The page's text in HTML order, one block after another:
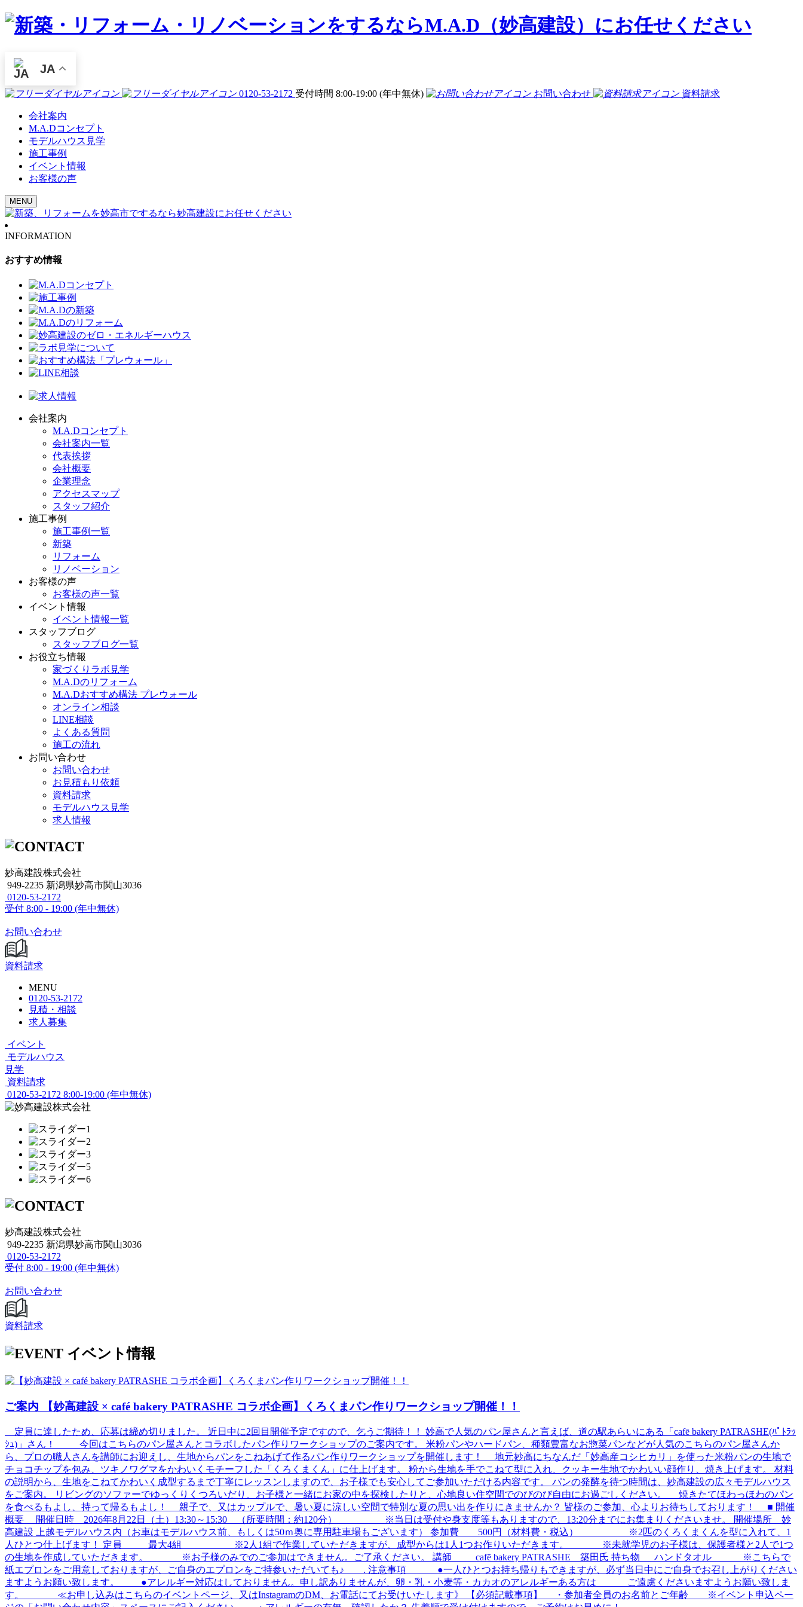
JA
0120-53-2172 受付時間 8:00-19:00 (年中無休) お問い合わせ 資料請求
会社案内
M.A.Dコンセプト
モデルハウス見学
施工事例
イベント情報
お客様の声
MENU
INFORMATION
おすすめ情報
会社案内
M.A.Dコンセプト
会社案内一覧
代表挨拶
会社概要
企業理念
アクセスマップ
スタッフ紹介
施工事例
施工事例一覧
新築
リフォーム
リノベーション
お客様の声
お客様の声一覧
イベント情報
イベント情報一覧
スタッフブログ
スタッフブログ一覧
お役立ち情報
家づくりラボ見学
M.A.Dのリフォーム
M.A.Dおすすめ構法 プレウォール
オンライン相談
LINE相談
よくある質問
施工の流れ
お問い合わせ
お問い合わせ
お見積もり依頼
資料請求
モデルハウス見学
求人情報
妙高建設株式会社
949-2235 新潟県妙高市関山3036
0120-53-2172
受付 8:00 - 19:00 (年中無休)
お問い合わせ
資料請求
MENU
0120-53-2172
見積・相談
求人募集
イベント
モデルハウス
見学
資料請求
0120-53-2172 8:00-19:00 (年中無休)
妙高建設株式会社
949-2235 新潟県妙高市関山3036
0120-53-2172
受付 8:00 - 19:00 (年中無休)
お問い合わせ
資料請求
イベント情報
ご案内 【妙高建設 × café bakery PATRASHE コラボ企画】くろくまパン作りワークショップ開催！！
定員に達したため、応募は締め切りました。 近日中に2回目開催予定ですので、乞うご期待！！ 妙高で人気のパン屋さんと言えば、道の駅あらいにある「cafē bakery PATRASHE(ﾊﾟﾄﾗｯ
ｼｭ)」さん！ 今回はこちらのパン屋さんとコラボしたパン作りワークショップのご案内です。 米粉パンやハードパン、種類豊富なお惣菜パンなどが人気のこちらのパン屋さんか
ら、プロの職人さんを講師にお迎えし、生地からパンをこねあげて作るパン作りワークショップを開催します！ 地元妙高にちなんだ「妙高産コシヒカリ」を使った米粉パンの生地で
チョコチップを包み、ツキノワグマをかわいくモチーフした「くろくまくん」に仕上げます。 粉から生地を手でこねて型に入れ、クッキー生地でかわいい顔作り、焼き上げます。 材料
の説明から、生地をこねてかわいく成型するまで丁寧にレッスンしますので、お子様でも安心してご参加いただける内容です。 パンの発酵を待つ時間は、妙高建設の広々モデルハウス
をご案内。 リビングのソファーでゆっくりくつろいだり、お子様と一緒にお家の中を探検したりと、心地良い住空間でのびのび自由にお過ごしください。 焼きたてほわっほわのパン
を食べるもよし、持って帰るもよし！ 親子で、又はカップルで、暑い夏に涼しい空間で特別な夏の思い出を作りにきませんか？ 皆様のご参加、心よりお待ちしております！ ■ 開催
概要 開催日時 2026年8月22日（土）13:30～15:30 （所要時間：約120分） ※当日は受付や身支度等もありますので、13:20分までにお集まりくださいませ。 開催場所 妙
高建設 上越モデルハウス内（お車はモデルハウス前、もしくは50ｍ奥に専用駐車場もございます） 参加費 500円（材料費・税込） ※2匹のくろくまくんを型に入れて、1
人ひとつ仕上げます！ 定員 最大4組 ※2人1組で作業していただきますが、成型からは1人1つお作りいただきます。 ※未就学児のお子様は、保護者様と2人で1つ
の生地を作成していただきます。 ※お子様のみでのご参加はできません。ご了承ください。 講師 cafē bakery PATRASHE 築田氏 持ち物 ハンドタオル ※こちらで
紙エプロンをご用意しておりますが、ご自身のエプロンをご持参いただいても♪ . 注意事項 ●一人ひとつお持ち帰りもできますが、必ず当日中にご自身でお召し上がりください
ますようお願い致します。 ●アレルギー対応はしておりません。申し訳ありませんが、卵・乳・小麦等・カカオのアレルギーある方は ご遠慮くださいますようお願い致しま
す。 ≪お申し込みはこちらのイベントページ、又はInstagramのDM、お電話にてお受けいたします》 【必須記載事項】 ・参加者全員のお名前とご年齢 ※イベント申込ペー